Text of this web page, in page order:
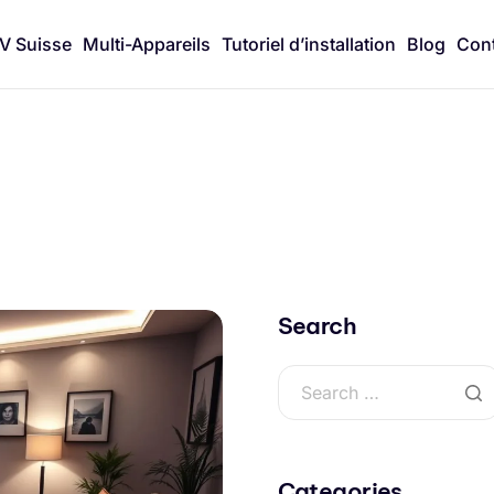
Suisse Multi-Appareils Tutoriel d’installation Blog
Search